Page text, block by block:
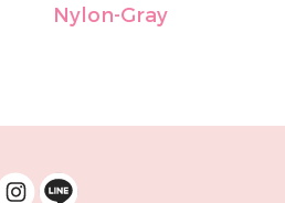
Nylon-Gray